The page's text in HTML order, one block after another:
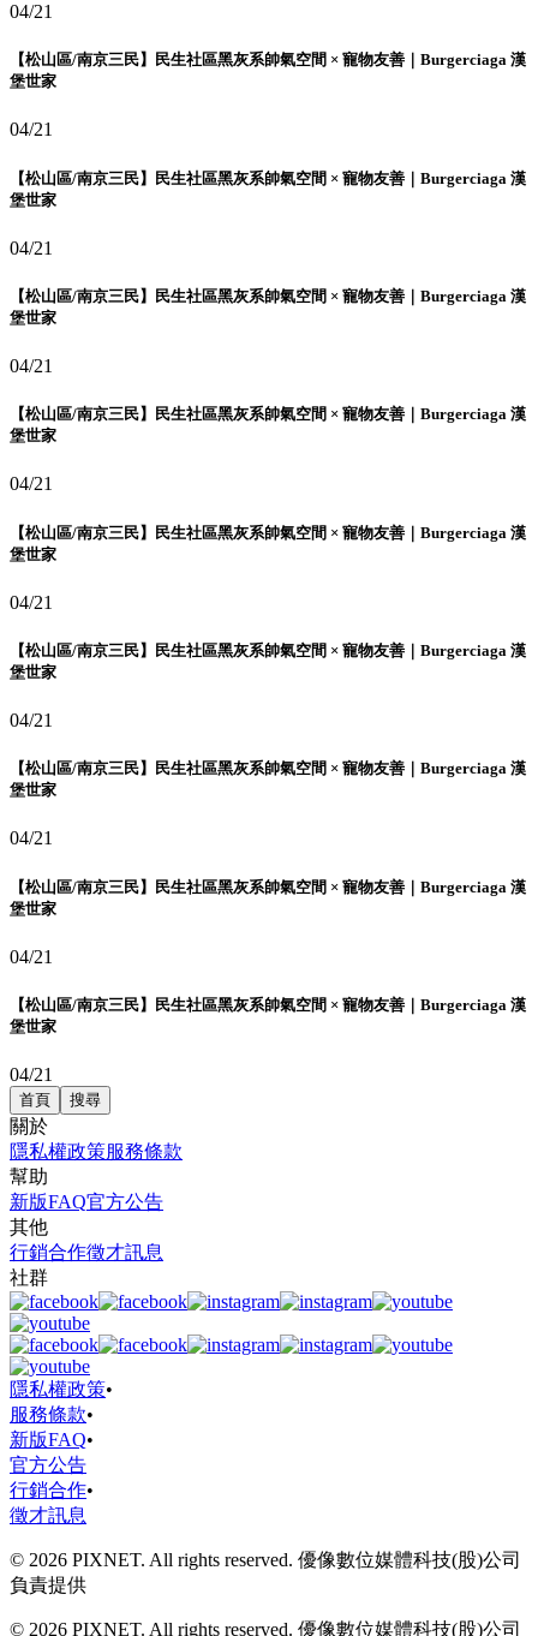
04/21
【松山區/南京三民】民生社區黑灰系帥氣空間 × 寵物友善｜Burgerciaga 漢
堡世家
04/21
【松山區/南京三民】民生社區黑灰系帥氣空間 × 寵物友善｜Burgerciaga 漢
堡世家
04/21
【松山區/南京三民】民生社區黑灰系帥氣空間 × 寵物友善｜Burgerciaga 漢
堡世家
04/21
【松山區/南京三民】民生社區黑灰系帥氣空間 × 寵物友善｜Burgerciaga 漢
堡世家
04/21
【松山區/南京三民】民生社區黑灰系帥氣空間 × 寵物友善｜Burgerciaga 漢
堡世家
04/21
【松山區/南京三民】民生社區黑灰系帥氣空間 × 寵物友善｜Burgerciaga 漢
堡世家
04/21
【松山區/南京三民】民生社區黑灰系帥氣空間 × 寵物友善｜Burgerciaga 漢
堡世家
04/21
【松山區/南京三民】民生社區黑灰系帥氣空間 × 寵物友善｜Burgerciaga 漢
堡世家
04/21
【松山區/南京三民】民生社區黑灰系帥氣空間 × 寵物友善｜Burgerciaga 漢
堡世家
04/21
首頁 搜尋
關於
隱私權政策服務條款
幫助
新版FAQ官方公告
其他
行銷合作徵才訊息
社群
隱私權政策•
服務條款•
新版FAQ•
官方公告
行銷合作•
徵才訊息
© 2026 PIXNET. All rights reserved. 優像數位媒體科技(股)公司
負責提供
© 2026 PIXNET. All rights reserved. 優像數位媒體科技(股)公司